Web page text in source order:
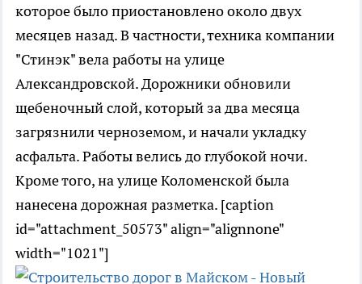
которое было приостановлено около двух
месяцев назад. В частности, техника компании
"Стинэк" вела работы на улице
Александровской. Дорожники обновили
щебеночный слой, который за два месяца
загрязнили черноземом, и начали укладку
асфальта. Работы велись до глубокой ночи.
Кроме того, на улице Коломенской была
нанесена дорожная разметка. [caption
id="attachment_50573" align="alignnone"
width="1021"]